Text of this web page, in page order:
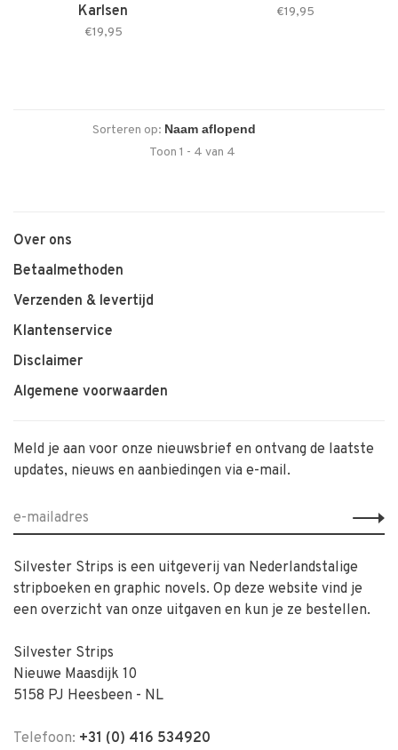
Karlsen
€19,95
€19,95
Sorteren op:
Toon 1 - 4 van 4
Over ons
Betaalmethoden
Verzenden & levertijd
Klantenservice
Disclaimer
Algemene voorwaarden
Meld je aan voor onze nieuwsbrief en ontvang de laatste
updates, nieuws en aanbiedingen via e-mail.
Silvester Strips is een uitgeverij van Nederlandstalige
stripboeken en graphic novels. Op deze website vind je
een overzicht van onze uitgaven en kun je ze bestellen.
Silvester Strips
Nieuwe Maasdijk 10
5158 PJ Heesbeen - NL
Telefoon: +31 (0) 416 534920